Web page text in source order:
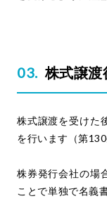
株式譲渡
株式譲渡を受けた
を行います（第130
株券発行会社の場
ことで単独で名義